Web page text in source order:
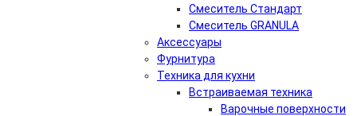
Смеситель Стандарт
Смеситель GRANULA
Аксессуары
Фурнитура
Техника для кухни
Встраиваемая техника
Варочные поверхности